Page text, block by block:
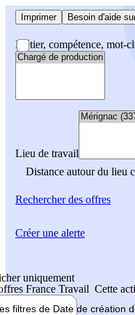
Imprimer Besoin d'aide
Métier, compétence, mot-
Lieu de travail
Distance autour du lieu
Rechercherdes offres
uniquement
France Travail Cette
filtres de Date de création
Créer une alerte